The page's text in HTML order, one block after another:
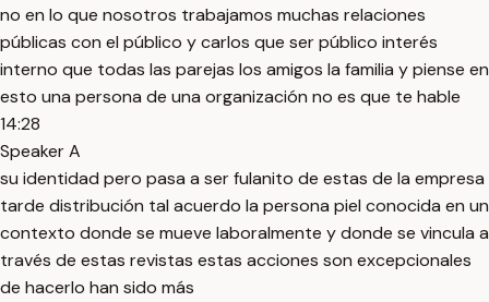
no en lo que nosotros trabajamos muchas relaciones
públicas con el público y carlos que ser público interés
interno que todas las parejas los amigos la familia y piense en
esto una persona de una organización no es que te hable
14:28
Speaker A
su identidad pero pasa a ser fulanito de estas de la empresa
tarde distribución tal acuerdo la persona piel conocida en un
contexto donde se mueve laboralmente y donde se vincula a
través de estas revistas estas acciones son excepcionales
de hacerlo han sido más